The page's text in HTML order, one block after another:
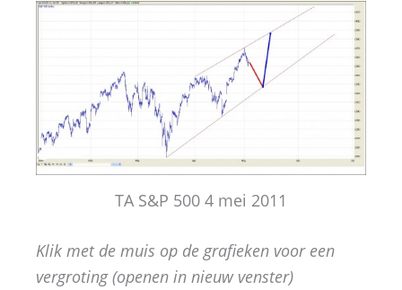
TA S&P 500 4 mei 2011
Klik met de muis op de grafieken voor een
vergroting (openen in nieuw venster)